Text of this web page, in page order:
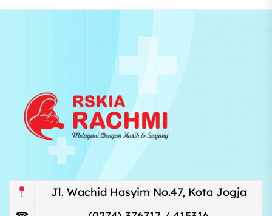
Jl. Wachid Hasyim No.47, Kota Jogja